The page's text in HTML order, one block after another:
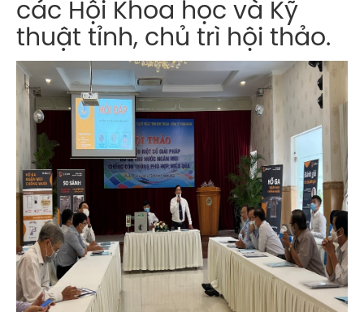
các Hội Khoa học và Kỹ
thuật tỉnh, chủ trì hội thảo.